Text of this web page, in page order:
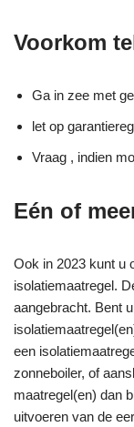
Voorkom
Ga in zee met
let op
Vraag , indien
Eén of
Ook in 2023 kunt u
isolatiemaatregel.
aangebracht. Bent
een
zonneboiler, of
maatregel(en) dan
uitvoeren van de